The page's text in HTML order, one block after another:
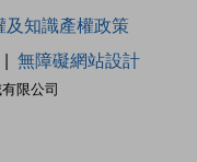
限公司
及知識產權政策
無障礙網站設計